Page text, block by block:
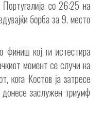
со 26:25 на
борба за 9. место
финиш кој ги истестира
момент се случи на
кога Костов ја затресе
заслужен триумф